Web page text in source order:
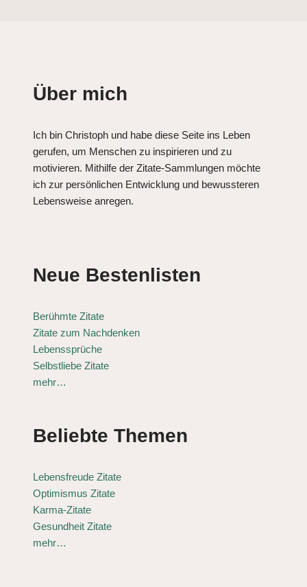
Über mich
Ich bin Christoph und habe diese Seite ins Leben
gerufen, um Menschen zu inspirieren und zu
motivieren. Mithilfe der Zitate-Sammlungen möchte
ich zur persönlichen Entwicklung und bewussteren
Lebensweise anregen.
Neue Bestenlisten
Berühmte Zitate
Zitate zum Nachdenken
Lebenssprüche
Selbstliebe Zitate
mehr…
Beliebte Themen
Lebensfreude Zitate
Optimismus Zitate
Karma-Zitate
Gesundheit Zitate
mehr…